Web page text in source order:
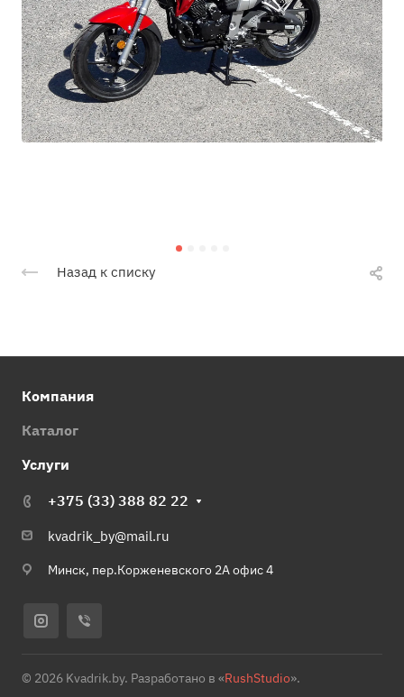
Назад к списку
Компания
Каталог
Услуги
+375 (33) 388 82 22
kvadrik_by@mail.ru
Минск, пер.Корженевского 2А офис 4
© 2026 Kvadrik.by. Разработано в «RushStudio».